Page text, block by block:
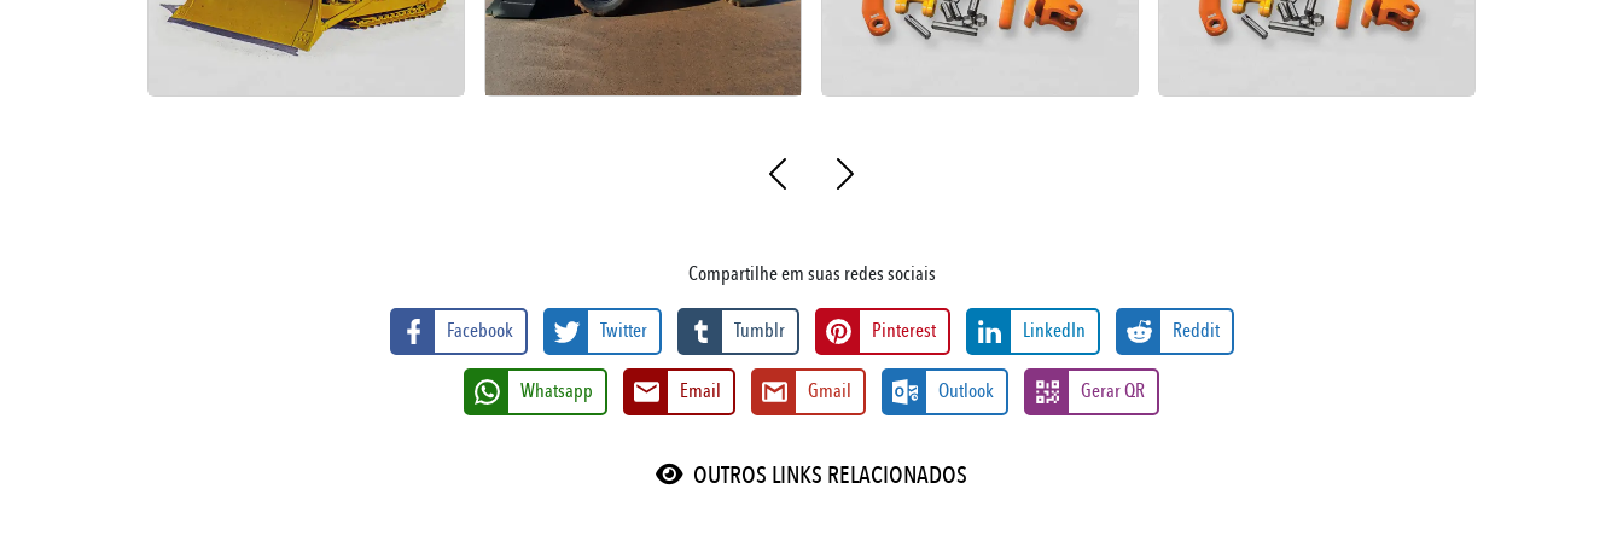
Compartilhe em suas redes sociais
Facebook Twitter Tumblr Pinterest LinkedIn Reddit
Whatsapp Email Gmail Outlook Gerar QR
OUTROS LINKS RELACIONADOS